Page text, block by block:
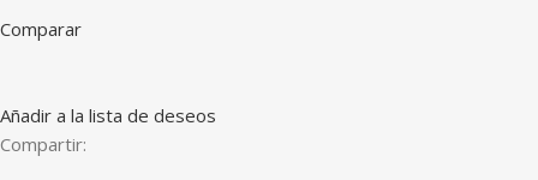
Comparar
Añadir a la lista de deseos
Compartir: